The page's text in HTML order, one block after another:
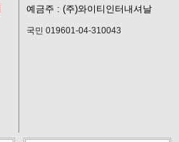
예금주 : (주)와이티인터내셔날
국민 019601-04-310043